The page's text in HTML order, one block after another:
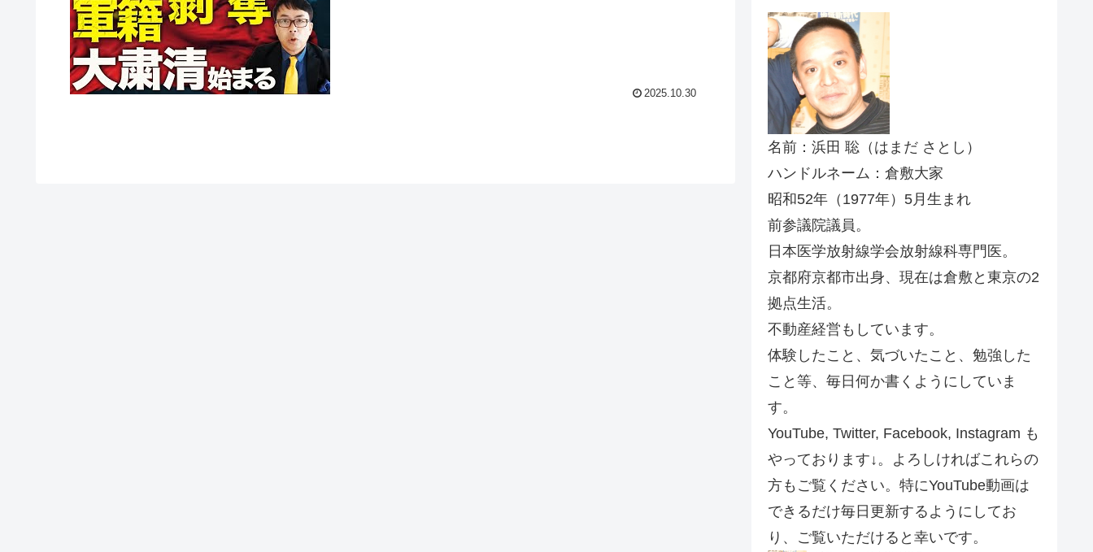
2025.10.30
名前：浜田 聡（はまだ さとし）
ハンドルネーム：倉敷大家
昭和52年（1977年）5月生まれ
前参議院議員。
日本医学放射線学会放射線科専門医。
京都府京都市出身、現在は倉敷と東京の2
拠点生活。
不動産経営もしています。
体験したこと、気づいたこと、勉強した
こと等、毎日何か書くようにしていま
す。
YouTube, Twitter, Facebook, Instagram も
やっております↓。よろしければこれらの
方もご覧ください。特にYouTube動画は
できるだけ毎日更新するようにしてお
り、ご覧いただけると幸いです。